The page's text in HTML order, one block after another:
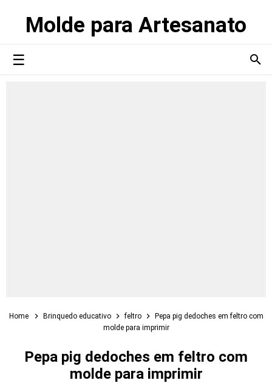
Molde para Artesanato
Home Brinquedo educativo feltro
Pepa pig dedoches em feltro com
molde para imprimir
Pepa pig dedoches em feltro com
molde para imprimir